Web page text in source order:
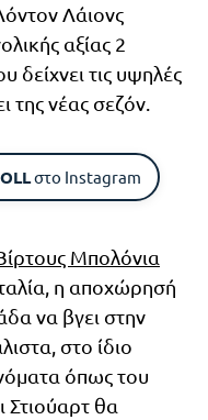
Λάιονς
αξίας 2
τις υψηλές
της νέας σεζόν.
στο Instagram
Μπολόνια
η αποχώρησή
να βγει στην
στο ίδιο
όπως του
Στιούαρτ θα